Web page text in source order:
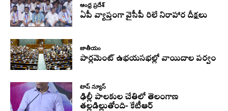
ఆంధ్ర ప్రదేశ్
ఏపీ వ్యాప్తంగా వైసీపీ రిలే నిరాహార దీక్షలు
జాతీయం
పార్లమెంట్ ఉభయసభల్లో వాయిదాల పర్వం
టాప్ న్యూస్
ఢిల్లీ పాలకుల చేతిలో తెలంగాణ
తల్లడిల్లుతోంది- కేటీఆర్